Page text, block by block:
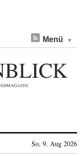
Menü
So, 9. Aug 2026